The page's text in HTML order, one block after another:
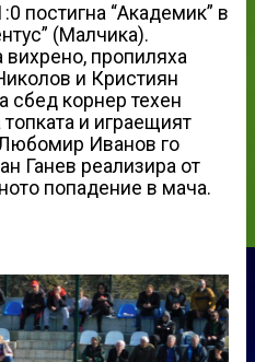
постигна “Академик” в
(Малчика).
вихрено, пропиляха
и Кристиян
сбед корнер техен
и играещият
Иванов го
Ганев реализира от
попадение в мача.